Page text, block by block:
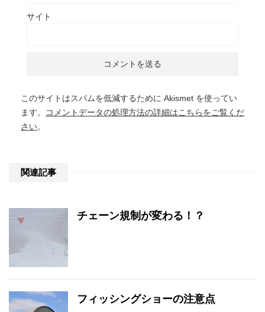
サイト
このサイトはスパムを低減するために Akismet を使ってい
ます。
コメントデータの処理方法の詳細はこちらをご覧くだ
さい。
関連記事
チェーン規制が変わる！？
フィッシングショーの注意点